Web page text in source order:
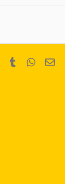
Pinterest
Tumblr